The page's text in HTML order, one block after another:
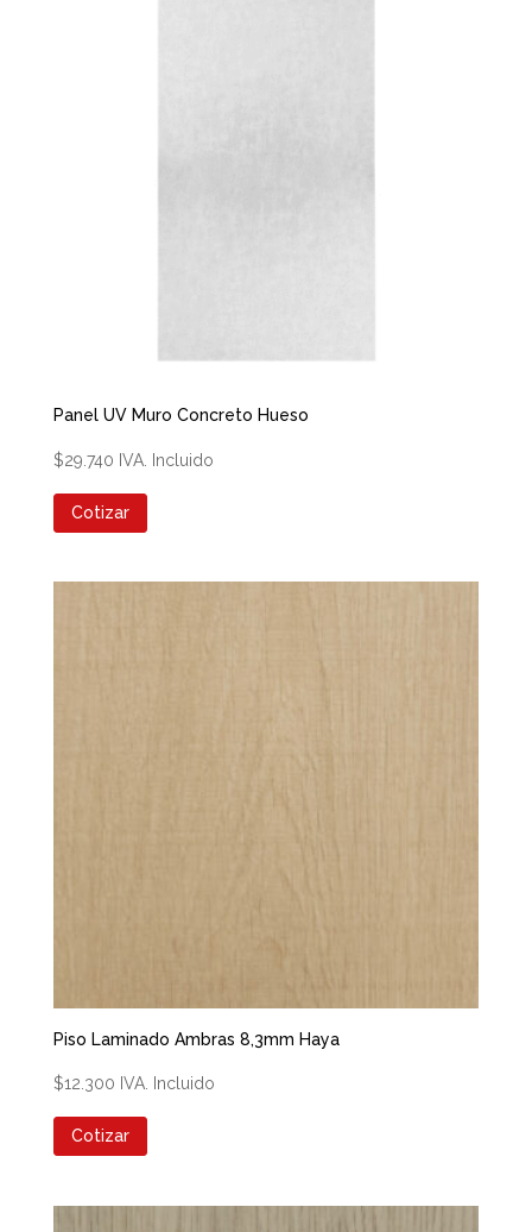
Panel UV Muro Concreto Hueso
$29.740 IVA. Incluido
Cotizar
Piso Laminado Ambras 8,3mm Haya
$12.300 IVA. Incluido
Cotizar